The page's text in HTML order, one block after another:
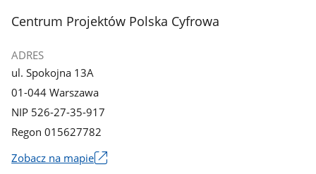
stopka
Centrum Projektów Polska Cyfrowa
ADRES
ul. Spokojna 13A
01-044 Warszawa
NIP 526-27-35-917
Regon 015627782
Zobacz na mapie